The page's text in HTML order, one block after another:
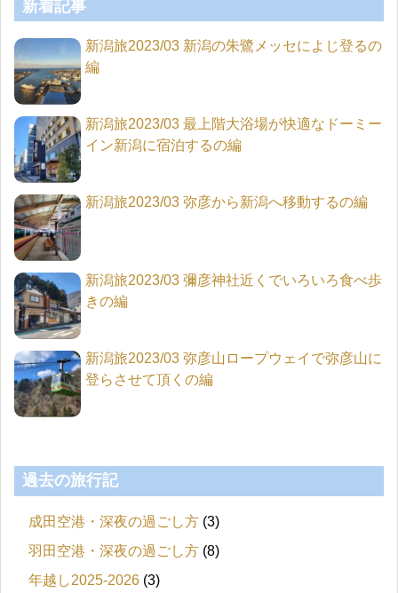
新着記事
新潟旅2023/03 新潟の朱鷺メッセによじ登るの
編
新潟旅2023/03 最上階大浴場が快適なドーミー
イン新潟に宿泊するの編
新潟旅2023/03 弥彦から新潟へ移動するの編
新潟旅2023/03 彌彦神社近くでいろいろ食べ歩
きの編
新潟旅2023/03 弥彦山ロープウェイで弥彦山に
登らさせて頂くの編
過去の旅行記
成田空港・深夜の過ごし方 (3)
羽田空港・深夜の過ごし方 (8)
年越し2025-2026 (3)